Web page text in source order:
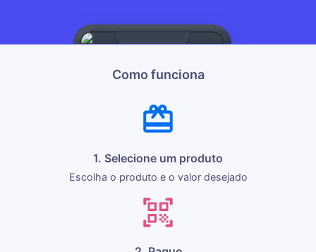
Como funciona
1. Selecione um produto
Escolha o produto e o valor desejado